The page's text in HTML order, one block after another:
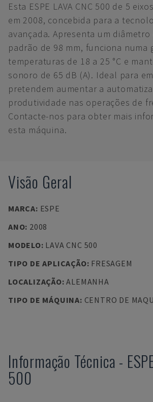
Esta ESPE LAVA CNC 500 de 5
em 2008, concebida para a
avançada. Apresenta um diâmetro
padrão de 98 mm, funciona numa
temperaturas de 18 a 25 °C e
sonoro de 65 dB (A). Ideal para
pretendem aumentar a
produtividade nas operações de
Contacte-nos para obter mais
esta máquina.
Visão Geral
MARCA: ESPE
ANO: 2008
MODELO: LAVA CNC 500
TIPO DE APLICAÇÃO: FRESAGEM
LOCALIZAÇÃO:ALEMANHA
TIPO DE MÁQUINA: CENTRO DE
Informação Técnica -
500